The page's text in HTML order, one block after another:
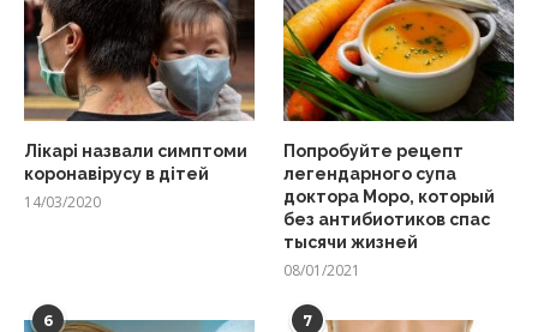
Лікарі назвали симптоми
коронавірусу в дітей
14/03/2020
Попробуйте рецепт
легендарного супа
доктора Моро, который
без антибиотиков спас
тысячи жизней
08/01/2021
6 7